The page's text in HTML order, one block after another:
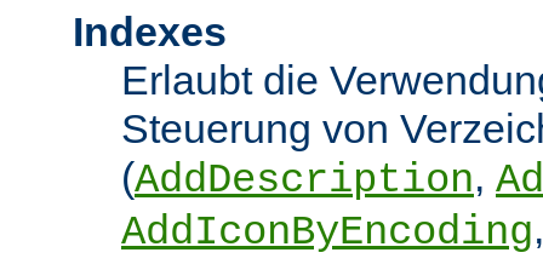
Indexes
Erlaubt die
Steuerung von
(AddDescription,
AddIconByEncoding